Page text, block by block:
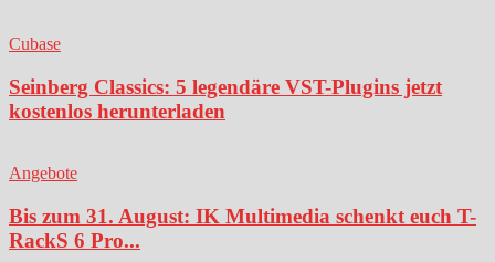
Cubase
Seinberg Classics: 5 legendäre VST-Plugins jetzt
kostenlos herunterladen
Angebote
Bis zum 31. August: IK Multimedia schenkt euch T-
RackS 6 Pro...